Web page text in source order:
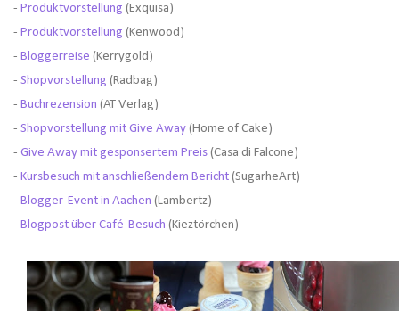
- Produktvorstellung (Exquisa)
- Produktvorstellung (Kenwood)
- Bloggerreise (Kerrygold)
- Shopvorstellung (Radbag)
- Buchrezension (AT Verlag)
- Shopvorstellung mit Give Away (Home of Cake)
- Give Away mit gesponsertem Preis (Casa di Falcone)
- Kursbesuch mit anschließendem Bericht (SugarheArt)
- Blogger-Event in Aachen (Lambertz)
- Blogpost über Café-Besuch (Kieztörchen)